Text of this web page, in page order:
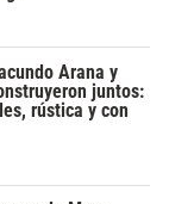
Arana y
juntos:
rústica y con